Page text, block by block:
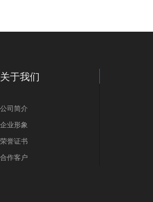
关于我们
公司简介
企业形象
荣誉证书
合作客户